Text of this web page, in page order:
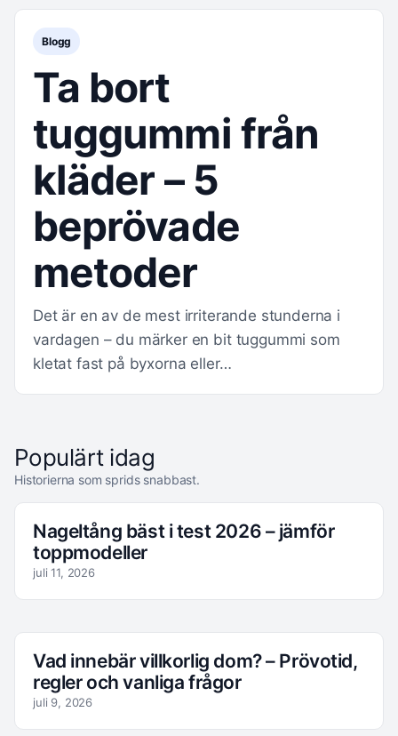
Blogg
Ta bort
tuggummi från
kläder – 5
beprövade
metoder
Det är en av de mest irriterande stunderna i
vardagen – du märker en bit tuggummi som
kletat fast på byxorna eller…
Populärt idag
Historierna som sprids snabbast.
Nageltång bäst i test 2026 – jämför
toppmodeller
juli 11, 2026
Vad innebär villkorlig dom? – Prövotid,
regler och vanliga frågor
juli 9, 2026